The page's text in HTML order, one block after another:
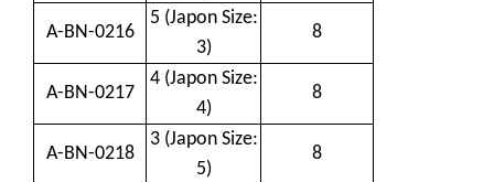
A-BN-0216
5 (Japon Size:
3)
8
A-BN-0217
4 (Japon Size:
4)
8
A-BN-0218
3 (Japon Size:
5)
8